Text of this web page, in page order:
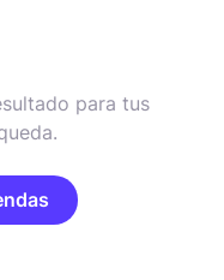
para tus